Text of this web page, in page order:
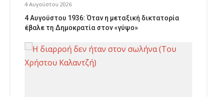
4 Αυγούστου 2026
4 Αυγούστου 1936: Όταν η μεταξική δικτατορία
έβαλε τη Δημοκρατία στον «γύψο»